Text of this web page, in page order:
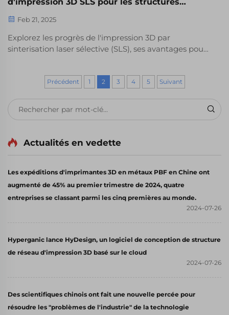
Feb 21, 2025
Explorez les progrès de l'impression 3D par
sinterisation laser sélective (SLS), ses avantages pour
dans les industries aérospatiale, automobile et de la
Précédent 1 2 3 4 5 Suivant
Actualités en vedette
Les expéditions d'imprimantes 3D en métaux PBF en Chine ont
augmenté de 45% au premier trimestre de 2024, quatre
entreprises se classant parmi les cinq premières au monde.
2024-07-26
Hyperganic lance HyDesign, un logiciel de conception de structure
de réseau d'impression 3D basé sur le cloud
2024-07-26
Des scientifiques chinois ont fait une nouvelle percée pour
résoudre les "problèmes de l'industrie" de la technologie